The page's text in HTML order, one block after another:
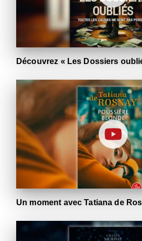
Découvrez « Les Dossiers
Un moment avec Tatiana de